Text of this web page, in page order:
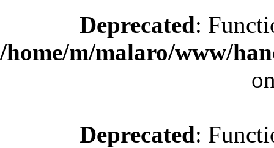
Deprecated:
/home/m/malaro/www/
Deprecated: